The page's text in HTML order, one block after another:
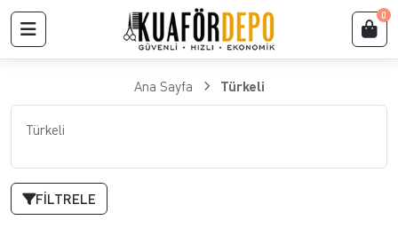
0
Ana Sayfa Türkeli
Türkeli
FILTRELE